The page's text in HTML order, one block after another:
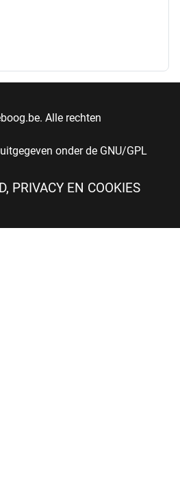
Alle rechten
onder de GNU/GPL
PRIVACY EN COOKIES